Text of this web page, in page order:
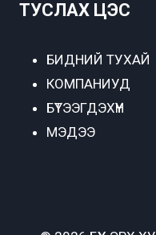
ТУСЛАХ ЦЭС
БИДНИЙ ТУХАЙ
КОМПАНИУД
БҮТЭЭГДЭХҮҮН
МЭДЭЭ